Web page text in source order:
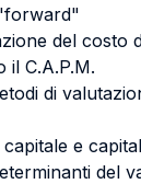
del costo
il C.A.P.M.
di
e
del